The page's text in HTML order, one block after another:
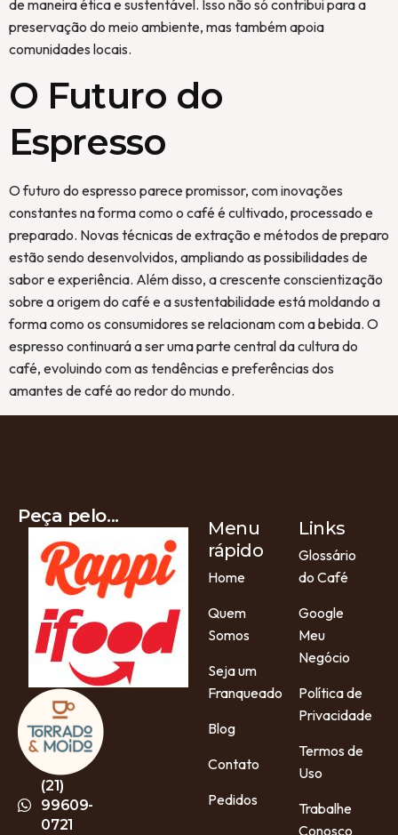
de maneira ética e sustentável. Isso não só contribui para a
preservação do meio ambiente, mas também apoia
comunidades locais.
O Futuro do
Espresso
O futuro do espresso parece promissor, com inovações
constantes na forma como o café é cultivado, processado e
preparado. Novas técnicas de extração e métodos de preparo
estão sendo desenvolvidos, ampliando as possibilidades de
sabor e experiência. Além disso, a crescente conscientização
sobre a origem do café e a sustentabilidade está moldando a
forma como os consumidores se relacionam com a bebida. O
espresso continuará a ser uma parte central da cultura do
café, evoluindo com as tendências e preferências dos
amantes de café ao redor do mundo.
Peça pelo...
(21)
99609-
0721
Menu
rápido
Home
Quem
Somos
Seja um
Franqueado
Blog
Contato
Pedidos
Links
Glossário
do Café
Google
Meu
Negócio
Política de
Privacidade
Termos de
Uso
Trabalhe
Conosco